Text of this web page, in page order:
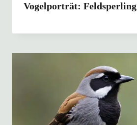
Vogelporträt: Feldsperling